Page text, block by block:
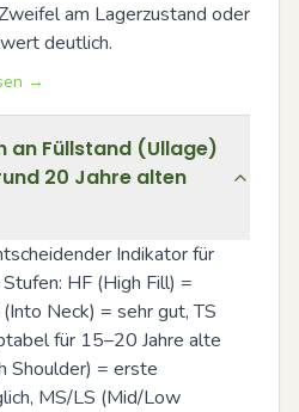
am Lagerzustand oder
deutlich.
→
an Füllstand (Ullage)
20 Jahre alten
Indikator für
HF (High Fill) =
Neck) = sehr gut, TS
für 15–20 Jahre alte
Shoulder) = erste
MS/LS (Mid/Low